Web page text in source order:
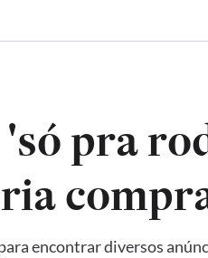
pra
encontrar diversos